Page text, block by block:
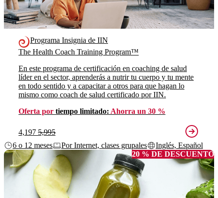
Programa Insignia de IIN
The Health Coach Training Program™
En este programa de certificación en coaching de salud
líder en el sector, aprenderás a nutrir tu cuerpo y tu mente
en todo sentido y a capacitar a otros para que hagan lo
mismo como coach de salud certificado por IIN.
Oferta por tiempo limitado: Ahorra un 30 %
4,197 5,995
6 o 12 meses
Por Internet, clases grupales
Inglés, Español
20 % DE DESCUENTO